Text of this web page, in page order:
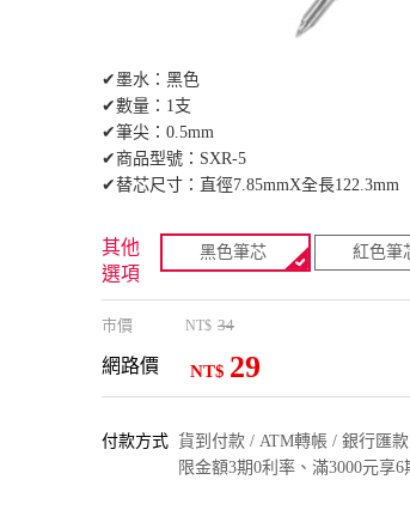
✔墨水：黑色
✔數量：1支
✔筆尖：0.5mm
✔商品型號：SXR-5
✔替芯尺寸：直徑7.85mmX全長122.3mm
其他
選項
黑色筆芯 紅色筆
市價 NT$ 34
網路價 NT$ 29
付款方式 貨到付款 / ATM轉帳 / 銀行匯
限金額3期0利率、滿3000元享6